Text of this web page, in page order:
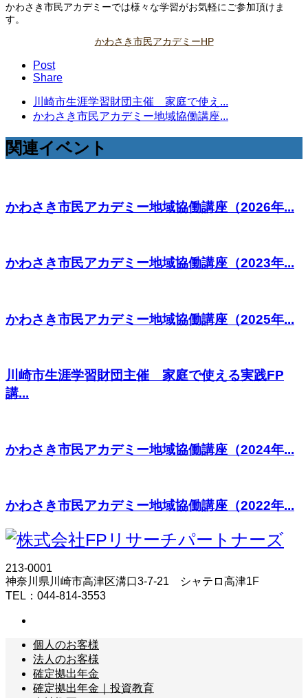
かわさき市民アカデミーでは様々な学習がお気軽にご参加頂けま
す。
かわさき市民アカデミーHP
Post
Share
川崎市生涯学習財団主催 家庭で使え...
かわさき市民アカデミー地域協働講座...
関連イベント
かわさき市民アカデミー地域協働講座（2026年...
かわさき市民アカデミー地域協働講座（2023年...
かわさき市民アカデミー地域協働講座（2025年...
川崎市生涯学習財団主催 家庭で使える実践FP
講...
かわさき市民アカデミー地域協働講座（2024年...
かわさき市民アカデミー地域協働講座（2022年...
213-0001
神奈川県川崎市高津区溝口3-7-21 シャテロ高津1F
TEL：044-814-3553
個人のお客様
法人のお客様
確定拠出年金
確定拠出年金｜投資教育